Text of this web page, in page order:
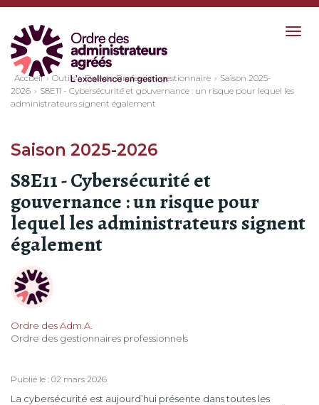
Accueil Outils Balado Profession gestionnaire
Saison 2025-
2026
S8E11 - Cybersécurité et gouvernance : un risque pour lequel les
administrateurs signent également
Saison 2025-2026
S8E11 - Cybersécurité et
gouvernance : un risque pour
lequel les administrateurs signent
également
Ordre des Adm.A.
Ordre des gestionnaires professionnels
Publié le : 02 mars 2026
La cybersécurité est aujourd’hui présente dans toutes les